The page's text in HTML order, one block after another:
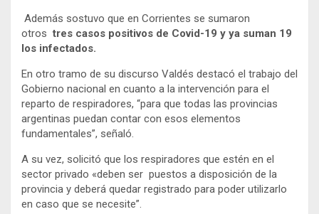
Además sostuvo que en Corrientes se sumaron
otrostres casos positivos de Covid-19 y ya suman 19
los infectados.
En otro tramo de su discurso Valdés destacó el trabajo del
Gobierno nacional en cuanto a la intervención para el
reparto de respiradores, “para que todas las provincias
argentinas puedan contar con esos elementos
fundamentales”, señaló.
A su vez, solicitó que los respiradores que estén en el
sector privado «deben ser puestos a disposición de la
provincia y deberá quedar registrado para poder utilizarlo
en caso que se necesite”.